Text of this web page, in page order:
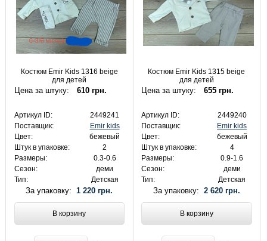
Костюм Emir Kids 1316 beige
для детей
Цена за штуку: 610 грн.
Артикул ID:
2449241
Поставщик:
Emir kids
Цвет:
бежевый
Штук в упаковке:
2
Размеры:
0.3-0.6
Сезон:
деми
Тип:
Детская
За упаковку: 1 220 грн.
В корзину
Костюм Emir Kids 1315 beige
для детей
Цена за штуку: 655 грн.
Артикул ID:
2449240
Поставщик:
Emir kids
Цвет:
бежевый
Штук в упаковке:
4
Размеры:
0.9-1.6
Сезон:
деми
Тип:
Детская
За упаковку: 2 620 грн.
В корзину